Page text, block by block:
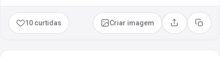
10 curtidas Criar imagem Compartilhar
Copiar